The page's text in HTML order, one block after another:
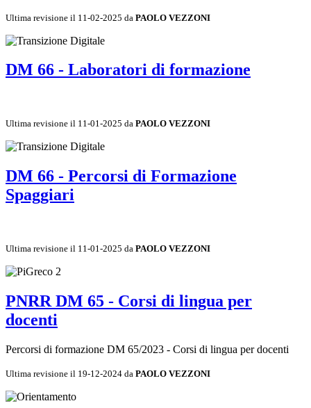
Ultima revisione il 11-02-2025 da PAOLO VEZZONI
DM 66 - Laboratori di formazione
Ultima revisione il 11-01-2025 da PAOLO VEZZONI
DM 66 - Percorsi di Formazione
Spaggiari
Ultima revisione il 11-01-2025 da PAOLO VEZZONI
PNRR DM 65 - Corsi di lingua per
docenti
Percorsi di formazione DM 65/2023 - Corsi di lingua per docenti
Ultima revisione il 19-12-2024 da PAOLO VEZZONI